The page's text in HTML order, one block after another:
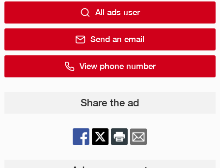
All ads user
Send an email
View phone number
Share the ad